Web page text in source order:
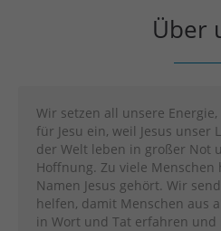
Über
Wir setzen all unsere
für Jesu ein, weil Jesus unser
der Welt leben in großer Not
Hoffnung. Zu viele Menschen
Namen Jesus gehört. Wir
helfen, damit Menschen aus
in Wort und Tat erfahren und